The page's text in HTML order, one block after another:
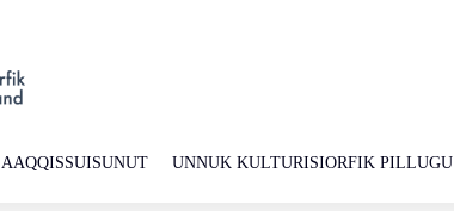
AAQQISSUISUNUT UNNUK KULTURISIORFIK PILLUGU